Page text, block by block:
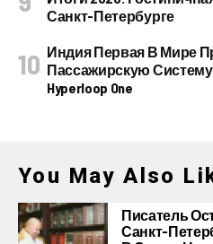
Санкт-Петербурге
Индия Первая В Мире
Пассажирскую Систему
Hyperloop One
You May Also
Писатель
Санкт-